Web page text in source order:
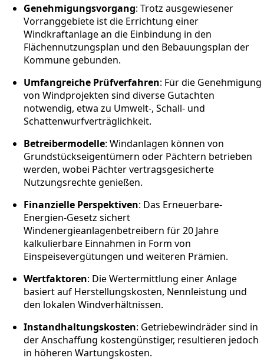
Genehmigungsvorgang: Trotz ausgewiesener
Vorranggebiete ist die Errichtung einer
Windkraftanlage an die Einbindung in den
Flächennutzungsplan und den Bebauungsplan der
Kommune gebunden.
Umfangreiche Prüfverfahren: Für die Genehmigung
von Windprojekten sind diverse Gutachten
notwendig, etwa zu Umwelt-, Schall- und
Schattenwurfverträglichkeit.
Betreibermodelle: Windanlagen können von
Grundstückseigentümern oder Pächtern betrieben
werden, wobei Pächter vertragsgesicherte
Nutzungsrechte genießen.
Finanzielle Perspektiven: Das Erneuerbare-
Energien-Gesetz sichert
Windenergieanlagenbetreibern für 20 Jahre
kalkulierbare Einnahmen in Form von
Einspeisevergütungen und weiteren Prämien.
Wertfaktoren: Die Wertermittlung einer Anlage
basiert auf Herstellungskosten, Nennleistung und
den lokalen Windverhältnissen.
Instandhaltungskosten: Getriebewindräder sind in
der Anschaffung kostengünstiger, resultieren jedoch
in höheren Wartungskosten.